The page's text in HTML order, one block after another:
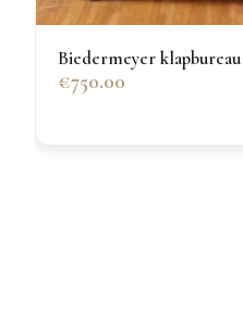
Biedermeyer klapbureau
€750.00